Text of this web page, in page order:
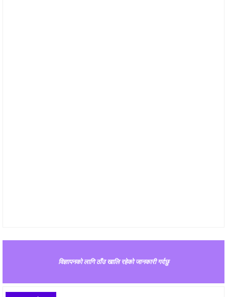
विज्ञापनको लागि ठाँउ खालि रहेको जानकारी गर्दछु